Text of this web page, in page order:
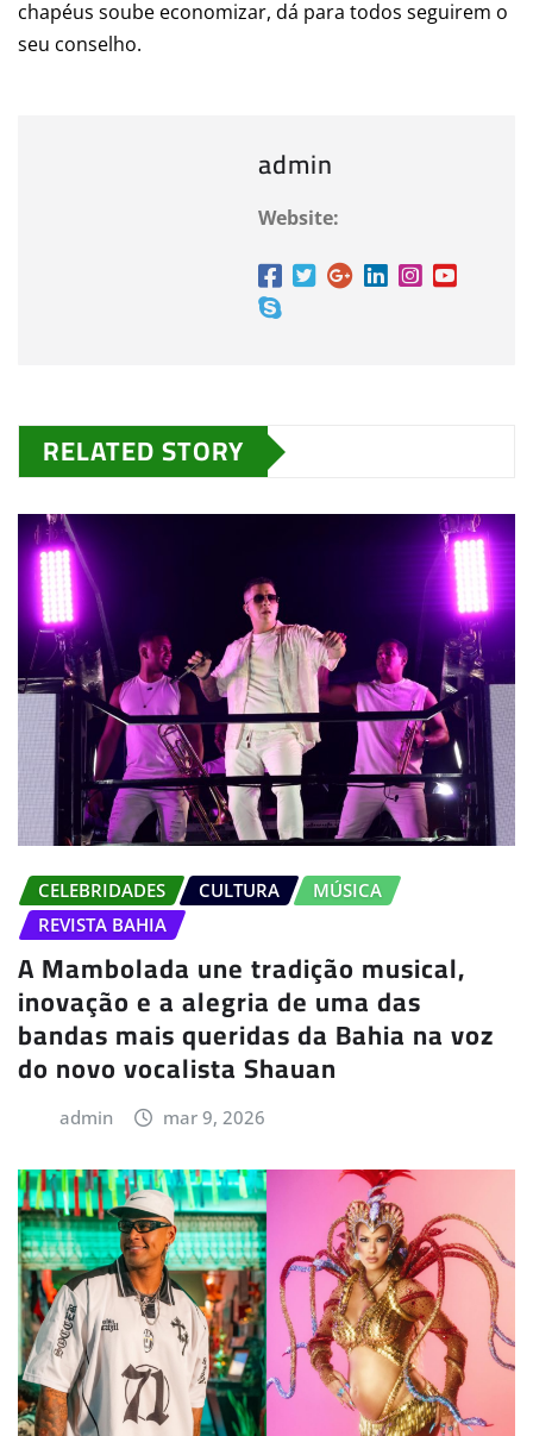
chapéus soube economizar, dá para todos seguirem o
seu conselho.
admin
Website:
RELATED STORY
CELEBRIDADES CULTURA
MÚSICA
REVISTA BAHIA
A Mambolada une tradição musical,
inovação e a alegria de uma das
bandas mais queridas da Bahia na voz
do novo vocalista Shauan
admin mar 9, 2026